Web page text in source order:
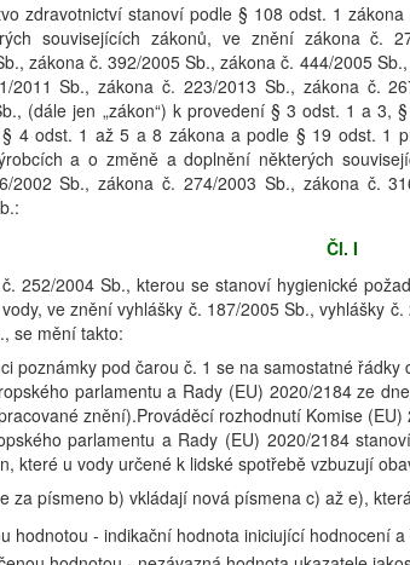
zdravotnictví stanoví podle § 108 odst. 1
souvisejících zákonů, ve znění zákona č.
zákona č. 392/2005 Sb., zákona č. 444/2005
2011 Sb., zákona č. 223/2013 Sb., zákona č.
(dále jen „zákon“) k provedení § 3 odst. 1 a
4 odst. 1 až 5 a 8 zákona a podle § 19 odst. 1
a o změně a doplnění některých
2002 Sb., zákona č. 274/2003 Sb., zákona č.
Čl. I
252/2004 Sb., kterou se stanoví hygienické
ve znění vyhlášky č. 187/2005 Sb., vyhlášky
se mění takto:
poznámky pod čarou č. 1 se na samostatné řádky
parlamentu a Rady (EU) 2020/2184 ze
znění).Prováděcí rozhodnutí Komise
parlamentu a Rady (EU) 2020/2184
které u vody určené k lidské spotřebě vzbuzují
za písmeno b) vkládají nová písmena c) až e),
hodnotou - indikační hodnota iniciující hodnocení